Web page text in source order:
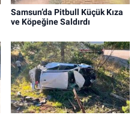
Samsun’da Pitbull Küçük Kıza
ve Köpeğine Saldırdı